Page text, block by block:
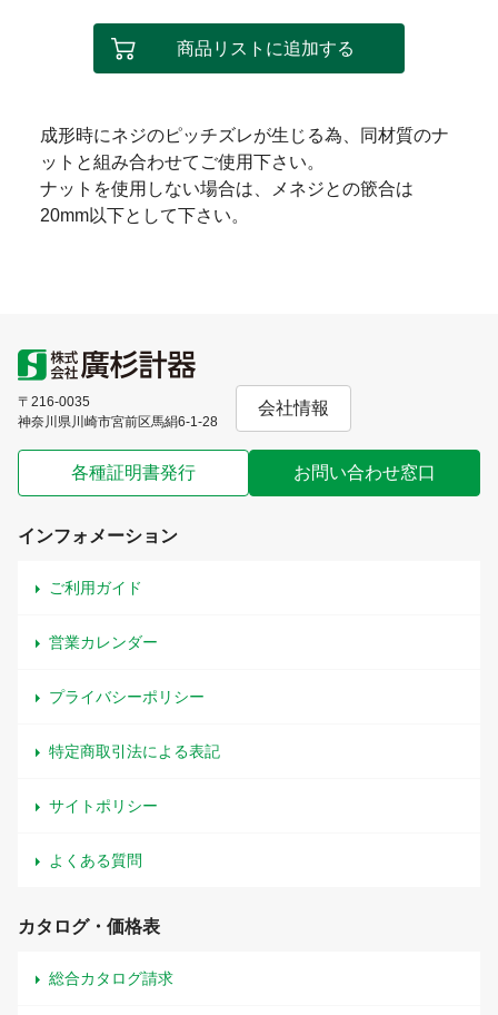
商品リストに追加する
成形時にネジのピッチズレが生じる為、同材質のナ
ットと組み合わせてご使用下さい。
ナットを使用しない場合は、メネジとの篏合は
20mm以下として下さい。
〒216-0035
神奈川県川崎市宮前区馬絹6-1-28
会社情報
各種証明書発行 お問い合わせ窓口
インフォメーション
ご利用ガイド
営業カレンダー
プライバシーポリシー
特定商取引法による表記
サイトポリシー
よくある質問
カタログ・価格表
総合カタログ請求